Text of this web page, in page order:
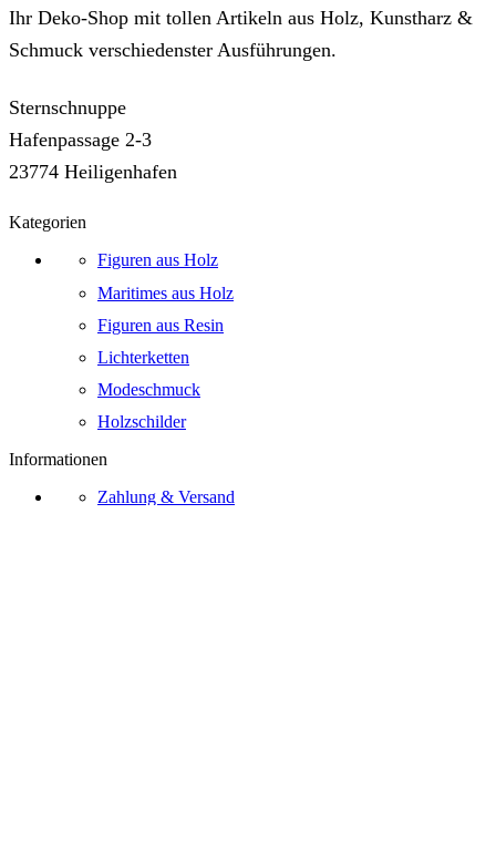
Ihr Deko-Shop mit tollen Artikeln aus Holz, Kunstharz &
Schmuck verschiedenster Ausführungen.
Sternschnuppe
Hafenpassage 2-3
23774 Heiligenhafen
Kategorien
Figuren aus Holz
Maritimes aus Holz
Figuren aus Resin
Lichterketten
Modeschmuck
Holzschilder
Informationen
Zahlung & Versand